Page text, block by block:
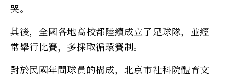
哭。
其後，全國各地高校都陸續成立了足球隊，並經
常舉行比賽，多採取循環賽制。
對於民國年間球員的構成，北京市社科院體育文